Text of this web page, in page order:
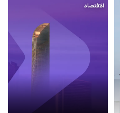
الاقتصاد